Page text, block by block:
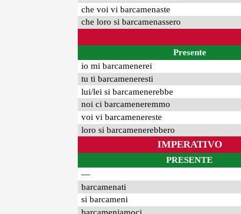
che voi vi barcamenaste
che loro si barcamenassero
Presente
io mi barcamenerei
tu ti barcameneresti
lui/lei si barcamenerebbe
noi ci barcameneremmo
voi vi barcamenereste
loro si barcamenerebbero
IMPERATIVO
PRESENTE
—
barcamenati
si barcameni